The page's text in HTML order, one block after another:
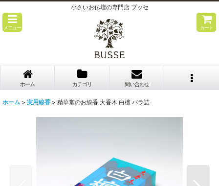
小さいお仏壇の専門店 ブッセ
メニュー カート
ホーム カテゴリ 問い合わせ
ホーム > 実用線香 > 精華堂のお線香 大香木 白檀 バラ詰